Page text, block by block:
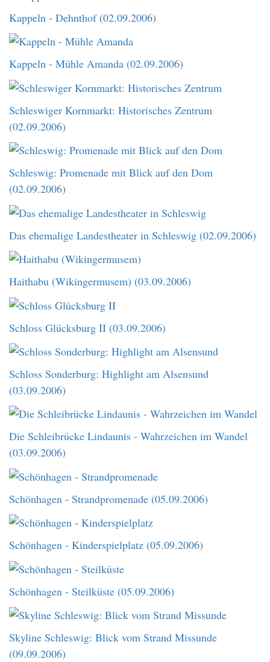
Kappeln - Dehnthof (02.09.2006)
Kappeln - Mühle Amanda (02.09.2006)
Schleswiger Kornmarkt: Historisches Zentrum
(02.09.2006)
Schleswig: Promenade mit Blick auf den Dom
(02.09.2006)
Das ehemalige Landestheater in Schleswig (02.09.2006)
Haithabu (Wikingermusem) (03.09.2006)
Schloss Glücksburg II (03.09.2006)
Schloss Sonderburg: Highlight am Alsensund
(03.09.2006)
Die Schleibrücke Lindaunis - Wahrzeichen im Wandel
(03.09.2006)
Schönhagen - Strandpromenade (05.09.2006)
Schönhagen - Kinderspielplatz (05.09.2006)
Schönhagen - Steilküste (05.09.2006)
Skyline Schleswig: Blick vom Strand Missunde
(09.09.2006)